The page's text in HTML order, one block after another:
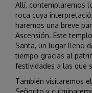
Allí, contemplaremos
roca cuya
haremos una breve
Ascensión. Este
Santa, un lugar lleno
tiempo gracias al
festividades a las que
También visitaremos